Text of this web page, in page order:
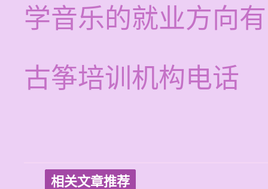
学音乐的就业方向
古筝培训机构电话
相关文章推荐